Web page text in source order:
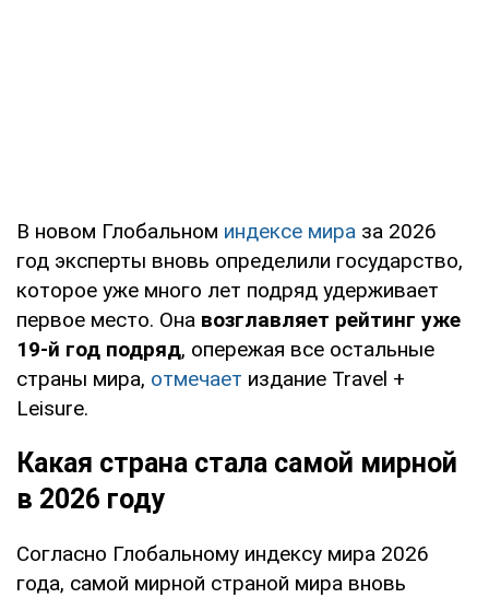
В новом Глобальном индексе мира за 2026
год эксперты вновь определили государство,
которое уже много лет подряд удерживает
первое место. Она возглавляет рейтинг уже
19-й год подряд, опережая все остальные
страны мира, отмечает издание Travel +
Leisure.
Какая страна стала самой мирной
в 2026 году
Согласно Глобальному индексу мира 2026
года, самой мирной страной мира вновь